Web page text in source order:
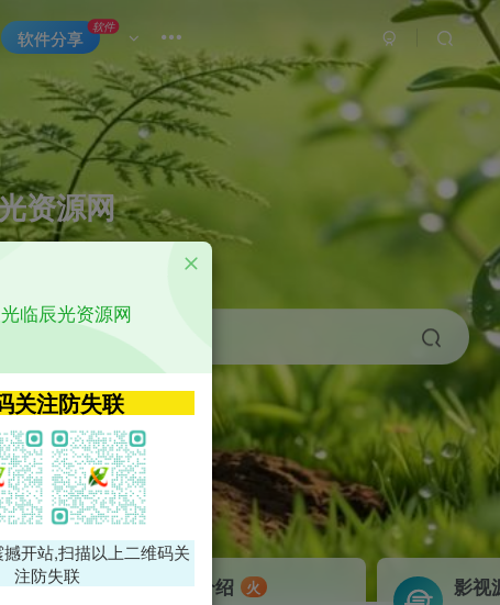
软件分享
软件
资源网
络资源分享平台
getapp 原神
VIP特权介绍 火 影视
临辰光资源网
关注防失联
开站,扫描以上二维码关
注防失联